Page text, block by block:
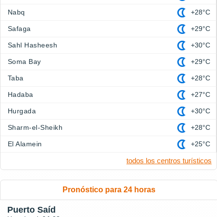
Nabq +28°C
Safaga +29°C
Sahl Hasheesh +30°C
Soma Bay +29°C
Taba +28°C
Hadaba +27°C
Hurgada +30°C
Sharm-el-Sheikh +28°C
El Alamein +25°C
todos los centros turísticos
Pronóstico para 24 horas
Puerto Saíd